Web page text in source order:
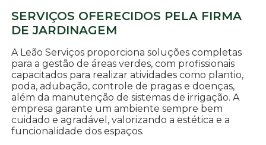
SERVIÇOS OFERECIDOS PELA FIRMA
DE JARDINAGEM
A Leão Serviços proporciona soluções completas
para a gestão de áreas verdes, com profissionais
capacitados para realizar atividades como plantio,
poda, adubação, controle de pragas e doenças,
além da manutenção de sistemas de irrigação. A
empresa garante um ambiente sempre bem
cuidado e agradável, valorizando a estética e a
funcionalidade dos espaços.